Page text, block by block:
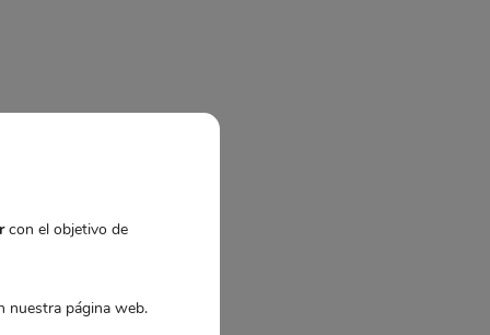
con el objetivo de
nuestra página web.